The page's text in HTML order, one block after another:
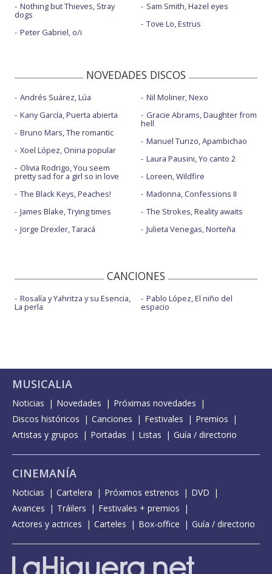
Nothing but Thieves, Stray
dogs
Peter Gabriel, o/i
Sam Smith, Hazel eyes
Tove Lo, Estrus
NOVEDADES DISCOS
Andrés Suárez, Lúa
Kany García, Puerta abierta
Bruno Mars, The romantic
Xoel López, Oniria popular
Olivia Rodrigo, You seem
pretty sad for a girl so in love
The Black Keys, Peaches!
James Blake, Trying times
Jorge Drexler, Taracá
Nil Moliner, Nexo
Gracie Abrams, Daughter from
hell
Manuel Turizo, Apambichao
Laura Pausini, Yo canto 2
Loreen, Wildfire
Madonna, Confessions II
The Strokes, Reality awaits
Julieta Venegas, Norteña
CANCIONES
Rosalía y Yahritza y su Esencia,
La perla
Pablo López, El niño del
espacio
MUSICALIA
Noticias Novedades
Próximas novedades
Discos históricos
Canciones Festivales
Premios
Artistas y grupos
Portadas Listas Guía / directorio
CINEMANÍA
Noticias Cartelera Próximos estrenos
DVD
Avances
Tráilers
Festivales + premios
Actores y actrices
Carteles Box-office Guía / directorio